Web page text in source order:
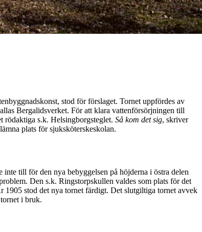
stod för förslaget. Tornet uppfördes av
Bergalidsverket. För att klara vattenförsörjningen till
rödaktiga s.k. Helsingborgsteglet. Så kom det sig, skriver
plats för sjuksköterskeskolan.
till för den nya bebyggelsen på höjderna i östra delen
Den s.k. Ringstorpskullen valdes som plats för det
1905 stod det nya tornet färdigt. Det slutgiltiga tornet avvek
i bruk.